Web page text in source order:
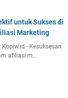
untuk Sukses di
Marketing
- Kesuksesan
afiliasi m…